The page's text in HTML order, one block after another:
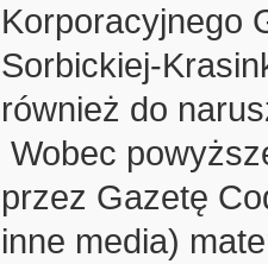
Korporacyjnego
Sorbickiej-
również do
Wobec
przez Gazetę
inne media)